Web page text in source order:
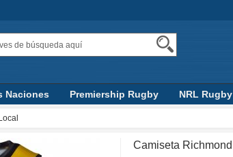
Naciones Premiership Rugby NRL Rugby
Camiseta